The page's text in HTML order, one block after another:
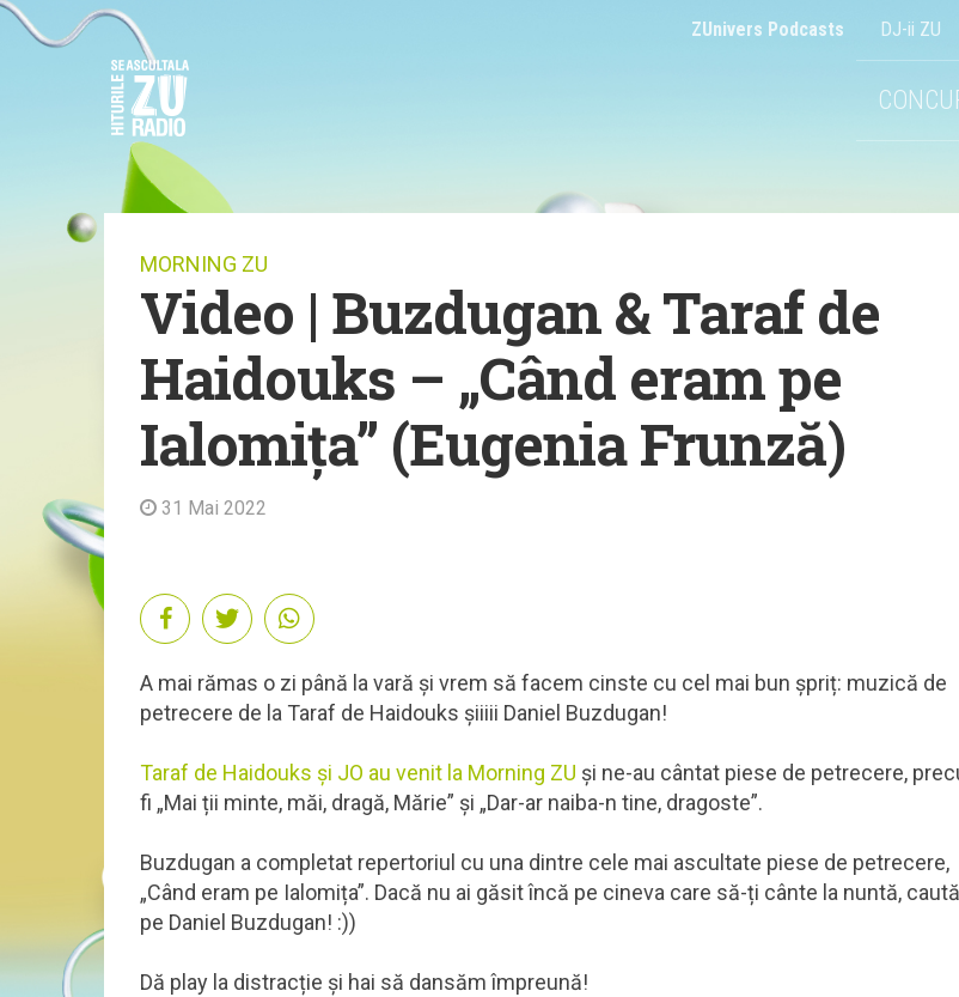
ZUnivers Podcasts DJ-ii ZU
MORNING ZU
Video | Buzdugan & Taraf de
Haidouks – „Când eram pe
Ialomița” (Eugenia Frunză)
31 Mai 2022
A mai rămas o zi până la vară și vrem să facem cinste cu cel mai bun șpriț: muzică de
petrecere de la Taraf de Haidouks șiiiii Daniel Buzdugan!
Taraf de Haidouks și JO au venit la Morning ZU și ne-au cântat piese de petrecere,
fi „Mai ții minte, măi, dragă, Mărie” și „Dar-ar naiba-n tine, dragoste”.
Buzdugan a completat repertoriul cu una dintre cele mai ascultate piese de petrecere,
„Când eram pe Ialomița”. Dacă nu ai găsit încă pe cineva care să-ți cânte la nuntă,
pe Daniel Buzdugan! :))
Dă play la distracție și hai să dansăm împreună!